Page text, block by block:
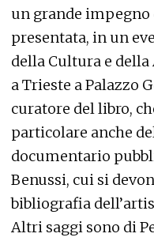
un grande impegno
presentata, in un
della Cultura e della
a Trieste a Palazzo
curatore del libro,
particolare anche
documentario
Benussi, cui si
bibliografia
Altri saggi sono di